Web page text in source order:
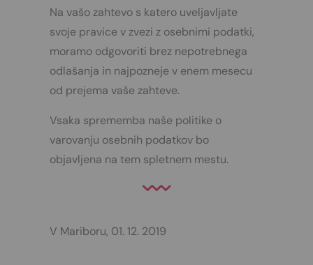
Na vašo zahtevo s katero uveljavljate
svoje pravice v zvezi z osebnimi podatki,
moramo odgovoriti brez nepotrebnega
odlašanja in najpozneje v enem mesecu
od prejema vaše zahteve.
Vsaka sprememba naše politike o
varovanju osebnih podatkov bo
objavljena na tem spletnem mestu.
V Mariboru, 01. 12. 2019